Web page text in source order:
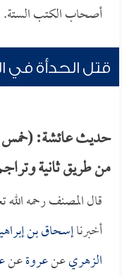
أصحاب الكتب الستة.
قتل الحدأة في
حديث عائشة: (خمس
من طريق ثانية
قال المصنف رحمه الله
أخبرناإسحاق بن
الزهريعنعروةعن